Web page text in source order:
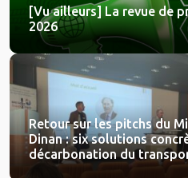
[Vu ailleurs] La revue de
2026
Retour sur les pitchs du
Dinan : six solutions
décarbonation du